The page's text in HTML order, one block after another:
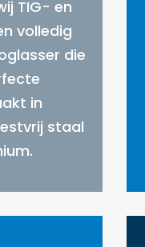
TIG- en
volledig
die
in
staal